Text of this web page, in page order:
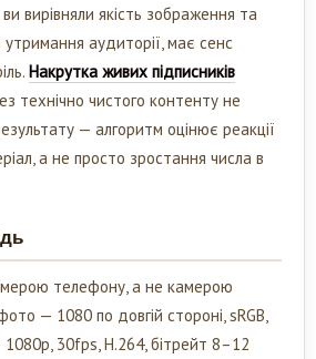
ви вирівняли якість зображення та
утримання аудиторії, має сенс
Накрутка живих підписників
технічно чистого контенту не
— алгоритм оцінює реакції
а не просто зростання числа в
телефону, а не камерою
— 1080 по довгій стороні, sRGB,
30fps, H.264, бітрейт 8–12